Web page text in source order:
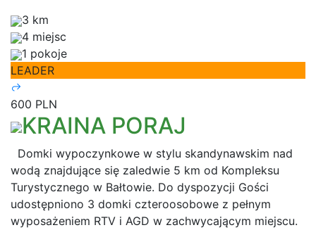
3 km
4 miejsc
1 pokoje
LEADER
600 PLN
KRAINA PORAJ
Domki wypoczynkowe w stylu skandynawskim nad
wodą znajdujące się zaledwie 5 km od Kompleksu
Turystycznego w Bałtowie. Do dyspozycji Gości
udostępniono 3 domki czteroosobowe z pełnym
wyposażeniem RTV i AGD w zachwycającym miejscu.